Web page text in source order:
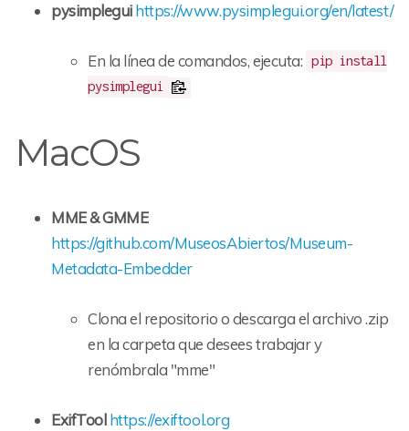
pysimplegui https://www.pysimplegui.org/en/latest/
En la línea de comandos, ejecuta: pip install
pysimplegui
MacOS
MME & GMME
https://github.com/MuseosAbiertos/Museum-
Metadata-Embedder
Clona el repositorio o descarga el archivo .zip
en la carpeta que desees trabajar y
renómbrala "mme"
ExifTool https://exiftool.org